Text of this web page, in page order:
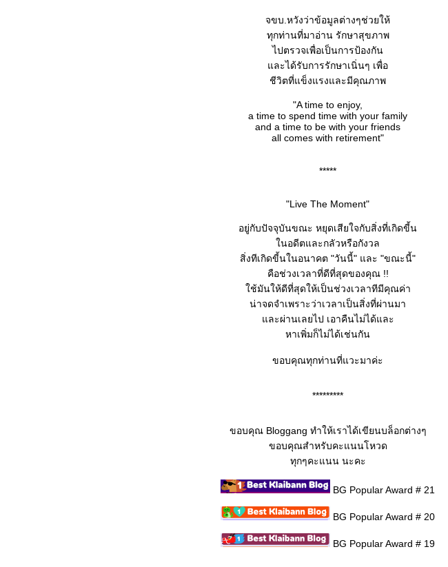
จขบ.หวังว่าข้อมูลต่างๆช่วยให้
ทุกท่านที่มาอ่าน รักษาสุขภาพ
ไปตรวจเพื่อเป็นการป้องกัน
และได้รับการรักษาเนิ่นๆ เพื่อ
ชีวิตที่แข็งแรงและมีคุณภาพ
"A time to enjoy,
a time to spend time with your family
and a time to be with your friends
all comes with retirement"
*****
"Live The Moment"
อยู่กับปัจจุบันขณะ หยุดเสียใจกับสิ่งที่เกิดขี้น
ในอดีตและกลัวหรือกังวล
สิ่งทีเกิดขี้นในอนาคต "วันนี้" และ "ขณะนี้"
คือช่วงเวลาที่ดีที่สุดของคุณ !!
ใช้มันให้ดีที่สุดให้เป็นช่วงเวลาทีมีคุณค่า
น่าจดจำเพราะว่าเวลาเป็นสิ่งที่ผ่านมา
และผ่านเลยไป เอาคืนไม่ได้และ
หาเพิ่มก็ไม่ได้เช่นกัน
ขอบคุณทุกท่านที่แวะมาค่ะ
*********
ขอบคุณ Bloggang ทำให้เราได้เขียนบล็อกต่างๆ
ขอบคุณสำหรับคะแนนโหวด
ทุกๆคะแนน นะคะ
BG Popular Award # 21
BG Popular Award # 20
BG Popular Award # 19